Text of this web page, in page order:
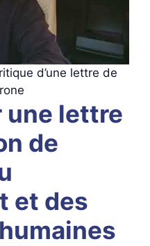
d’une lettre de
une lettre
de
et des